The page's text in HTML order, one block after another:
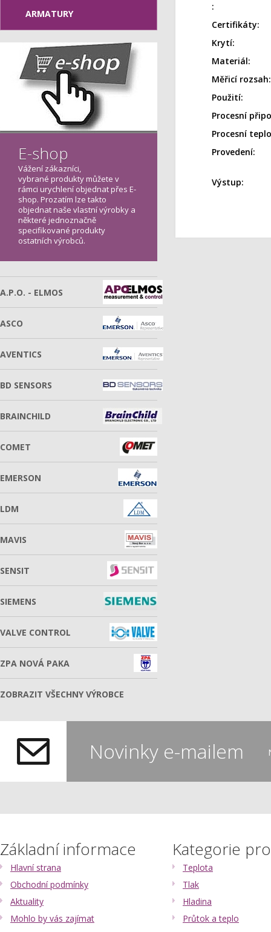
:
Certifikáty:
Krytí:
Materiál:
Měřicí rozsah:
Použití:
Procesní
Procesní
Provedení:
Výstup:
ARMATURY
E-shop
Vážení zákazníci,
vybrané produkty můžete v
rámci urychlení objednat přes E-
shop. Prozatím lze takto
objednat naše vlastní výrobky a
některé jednoznačně
specifikované produkty
ostatních výrobců.
A.P.O. - ELMOS
ASCO
AVENTICS
BD SENSORS
BRAINCHILD
COMET
EMERSON
LDM
MAVIS
SENSIT
SIEMENS
VALVE CONTROL
ZPA NOVÁ PAKA
ZOBRAZIT VŠECHNY VÝROBCE
Novinky e-mailem
Základní informace
Hlavní strana
Obchodní podmínky
Aktuality
Mohlo by vás zajímat
Kategorie
Teplota
Tlak
Hladina
Průtok a teplo